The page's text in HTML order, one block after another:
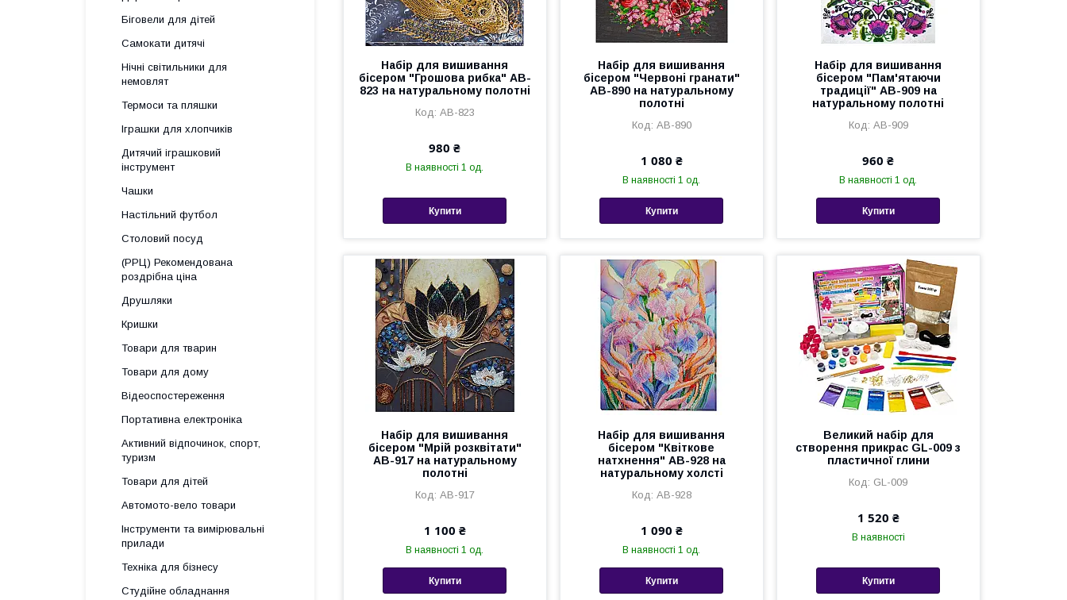
Набір для вишивання
бісером "Грошова рибка" AB-
823 на натуральному полотні
AB-823
980 ₴
В наявності 1 од.
Купити
Набір для вишивання
бісером "Червоні гранати"
AB-890 на натуральному
полотні
AB-890
1 080 ₴
В наявності 1 од.
Купити
Набір для вишивання
бісером "Пам'ятаючи
традиції" AB-909 на
натуральному полотні
AB-909
960 ₴
В наявності 1 од.
Купити
Набір для вишивання
бісером "Мрій розквітати"
AB-917 на натуральному
полотні
AB-917
1 100 ₴
В наявності 1 од.
Купити
Набір для вишивання
бісером "Квіткове
натхнення" AB-928 на
натуральному холсті
AB-928
1 090 ₴
В наявності 1 од.
Купити
Великий набір для
створення прикрас GL-009 з
пластичної глини
GL-009
1 520 ₴
В наявності
Купити
Біговели для дітей
Самокати дитячі
Нічні світильники для
немовлят
Термоси та пляшки
Іграшки для хлопчиків
Дитячий іграшковий
інструмент
Чашки
Настільний футбол
Столовий посуд
(РРЦ) Рекомендована
роздрібна ціна
Друшляки
Кришки
Товари для тварин
Товари для дому
Відеоспостереження
Портативна електроніка
Активний відпочинок, спорт,
туризм
Товари для дітей
Автомото-вело товари
Інструменти та вимірювальні
прилади
Техніка для бізнесу
Студійне обладнання